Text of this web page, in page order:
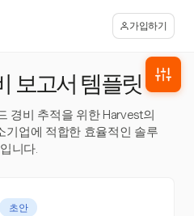
가입하기
보고서 템플릿
경비 추적을 위한 Harvest의
기업에 적합한 효율적인 솔루
니다.
초안